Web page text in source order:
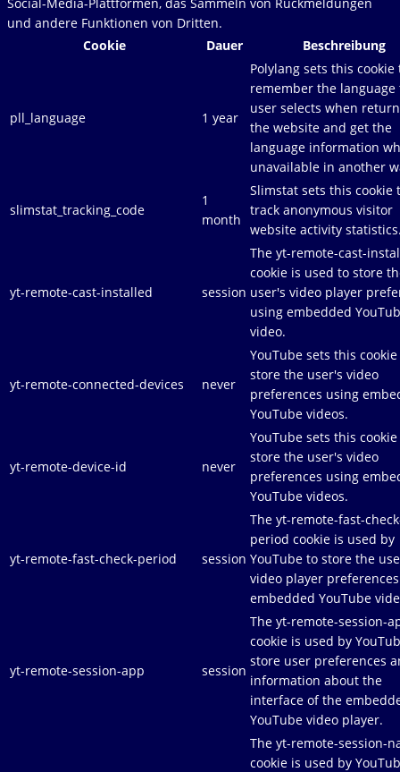
und andere Funktionen von Dritten.
Cookie
Dauer Beschreibung
pll_language 1 year
Polylang sets this cookie
remember the language
user selects when
the website and get the
language information
unavailable in another
slimstat_tracking_code
1
month
Slimstat sets this cookie
track anonymous visitor
website activity
yt-remote-cast-installed session
The yt-remote-cast-
cookie is used to store
user's video player
using embedded
video.
yt-remote-connected-devices never
YouTube sets this
store the user's video
preferences using
YouTube videos.
yt-remote-device-id never
YouTube sets this
store the user's video
preferences using
YouTube videos.
yt-remote-fast-check-period session
The yt-remote-fast-
period cookie is used by
YouTube to store the
video player
embedded YouTube
yt-remote-session-app session
The yt-remote-session-
cookie is used by
store user preferences
information about the
interface of the
YouTube video player.
The yt-remote-session-
cookie is used by